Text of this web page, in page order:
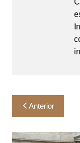
Navegación
de
entradas
Anterior